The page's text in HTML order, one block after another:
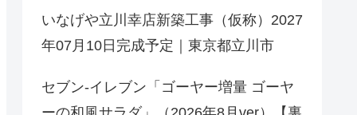
いなげや立川幸店新築工事（仮称）2027
年07月10日完成予定｜東京都立川市
セブン-イレブン「ゴーヤー増量 ゴーヤ